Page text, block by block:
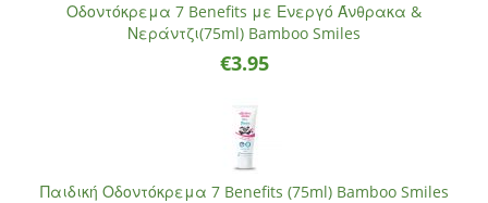
Οδοντόκρεμα 7 Benefits με Ενεργό Άνθρακα &
Νεράντζι(75ml) Bamboo Smiles
€3.95
Παιδική Οδοντόκρεμα 7 Benefits (75ml) Bamboo Smiles